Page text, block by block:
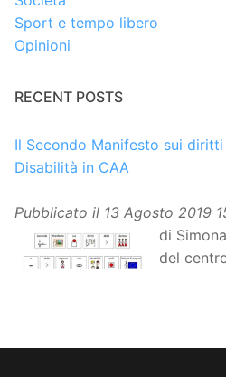
Sport e tempo libero
Opinioni
RECENT POSTS
Il Secondo Manifesto sui
Disabilità in CAA
Pubblicato il 13 Agosto 2019
di
del
aumentativa alternativa